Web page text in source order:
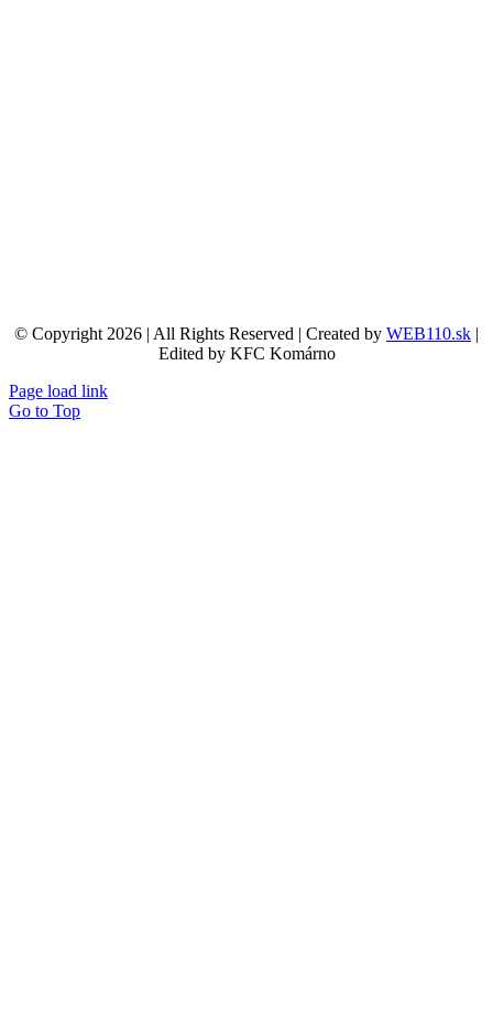
© Copyright 2026 | All Rights Reserved | Created by WEB110.sk |
Edited by KFC Komárno
Page load link
Go to Top